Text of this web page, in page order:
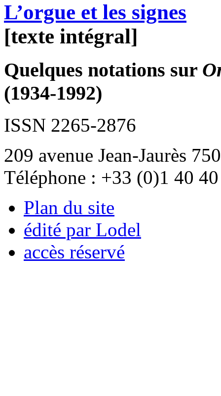
L’orgue et les signes
[texte intégral]
Quelques notations sur
(1934-1992)
ISSN 2265-2876
209 avenue Jean-Jaurès
Téléphone : +33 (0)1 40
Plan du site
édité par Lodel
accès réservé